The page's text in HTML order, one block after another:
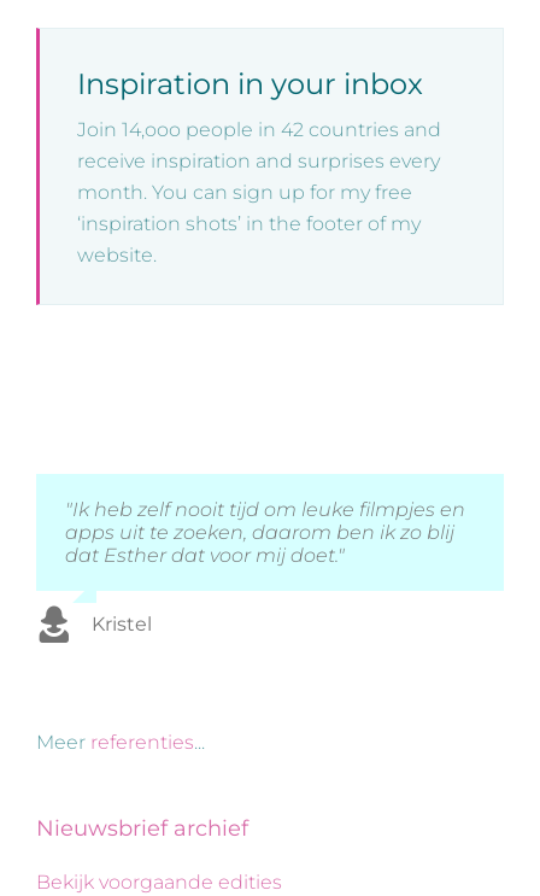
Inspiration in your inbox
Join 14,ooo people in 42 countries and
receive inspiration and surprises every
month. You can sign up for my free
‘inspiration shots’ in the footer of my
website.
"De enige nieuwsbrief waar ik naar
uitkijk!"
Jorrit
"Ik heb zelf nooit tijd om leuke filmpjes en
apps uit te zoeken, daarom ben ik zo blij
dat Esther dat voor mij doet."
Kristel
"Ik heb weer genoten!"
"Esther's nieuwsbrief lijkt altijd de perfecte
timing te hebben..."
Roberto
Meer referenties...
Nieuwsbrief archief
Bekijk voorgaande edities